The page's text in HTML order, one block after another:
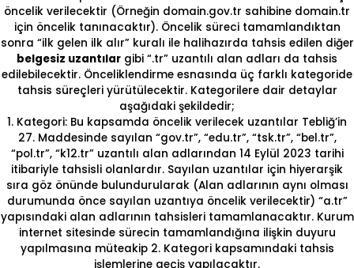
öncelik verilecektir (Örneğin domain.gov.tr sahibine domain.tr
için öncelik tanınacaktır). Öncelik süreci tamamlandıktan
sonra “ilk gelen ilk alır” kuralı ile halihazırda tahsis edilen diğer
belgesiz uzantılar gibi “.tr” uzantılı alan adları da tahsis
edilebilecektir. Önceliklendirme esnasında üç farklı kategoride
tahsis süreçleri yürütülecektir. Kategorilere dair detaylar
aşağıdaki şekildedir;
1. Kategori: Bu kapsamda öncelik verilecek uzantılar Tebliğ’in
27. Maddesinde sayılan “gov.tr”, “edu.tr”, “tsk.tr”, “bel.tr”,
“pol.tr”, “k12.tr” uzantılı alan adlarından 14 Eylül 2023 tarihi
itibariyle tahsisli olanlardır. Sayılan uzantılar için hiyerarşik
sıra göz önünde bulundurularak (Alan adlarının aynı olması
durumunda önce sayılan uzantıya öncelik verilecektir) “a.tr”
yapısındaki alan adlarının tahsisleri tamamlanacaktır. Kurum
internet sitesinde sürecin tamamlandığına ilişkin duyuru
yapılmasına müteakip 2. Kategori kapsamındaki tahsis
işlemlerine geçiş yapılacaktır.